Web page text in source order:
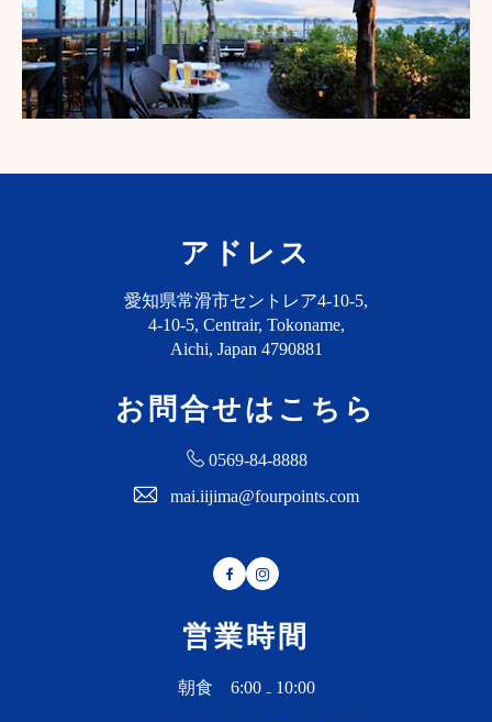
アドレス
愛知県常滑市セントレア4-10-5,
4-10-5, Centrair, Tokoname,
Aichi, Japan 4790881
お問合せはこちら
0569-84-8888
mai.iijima@fourpoints.com
FacebookInstagram
営業時間
朝食 6:00 ₋ 10:00